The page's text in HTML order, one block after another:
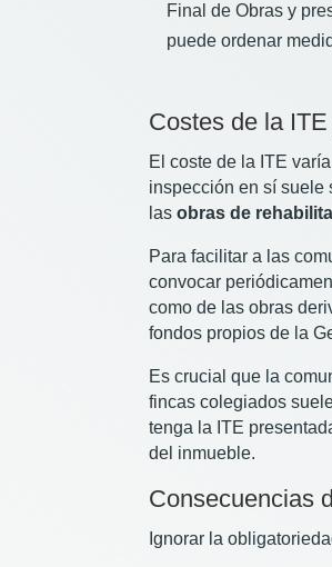
Final de Obras y
puede ordenar
Costes de la
El coste de la ITE
inspección en sí suele
lasobras de
Para facilitar a las
convocar
como de las obras
fondos propios de la
Es crucial que la
fincas colegiados
tenga la ITE
del inmueble.
Consecuencias
Ignorar la